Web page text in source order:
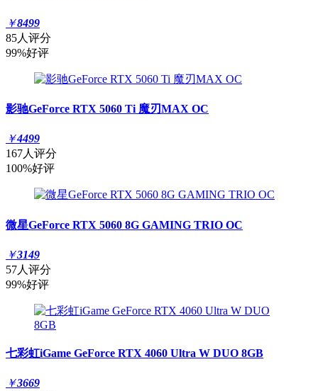
￥8499
85人评分
99%好评
影驰GeForce RTX 5060 Ti 魔刃MAX OC
￥4499
167人评分
100%好评
微星GeForce RTX 5060 8G GAMING TRIO OC
￥3149
57人评分
99%好评
七彩虹iGame GeForce RTX 4060 Ultra W DUO 8GB
￥3669